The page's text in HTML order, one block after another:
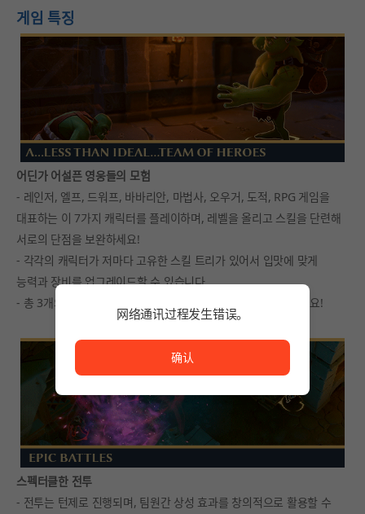
게임 특징
어딘가 어설픈 영웅들의 모험
- 레인저, 엘프, 드워프, 바바리안, 마법사, 오우거, 도적, RPG 게임을
대표하는 이 7가지 캐릭터를 플레이하며, 레벨을 올리고 스킬을 단련해
서로의 단점을 보완하세요!
- 각각의 캐릭터가 저마다 고유한 스킬 트리가 있어서 입맛에 맞게
능력과 장비를 업그레이드할 수 있습니다.
- 총 3개의 추가 동행 캐릭터 중 하나를 골라 함께 모험에 나서세요!
스펙터클한 전투
- 전투는 턴제로 진행되며, 팀원간 상성 효과를 창의적으로 활용할 수
网络通讯过程发生错误。
确认